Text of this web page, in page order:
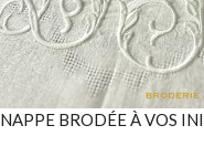
NAPPE BRODÉE À VOS